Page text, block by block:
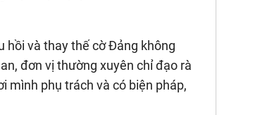
hồi và thay thế cờ Đảng không
đơn vị thường xuyên chỉ đạo rà
mình phụ trách và có biện pháp,